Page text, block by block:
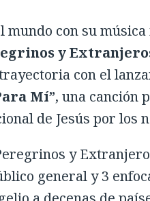
con su
y
con el
Mí”, una canción
de Jesús por los
y
general y 3